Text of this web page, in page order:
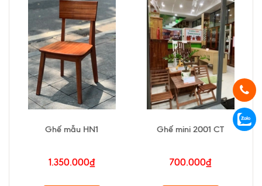
Ghế mẫu HN1
1.350.000₫
Ghế mini 2001 CT
700.000₫